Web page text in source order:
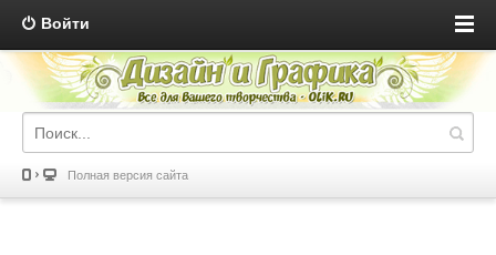
Войти
Полная версия сайта